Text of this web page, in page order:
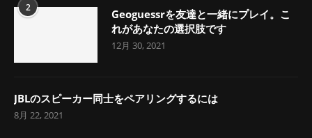
2
Geoguessrを友達と一緒にプレイ。こ
れがあなたの選択肢です
12月 30, 2021
JBLのスピーカー同士をペアリングするには
8月 22, 2021